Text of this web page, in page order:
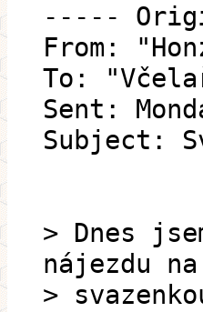
-----
From:
To:
Sent:
Subject:
> Dnes
nájezdu
>